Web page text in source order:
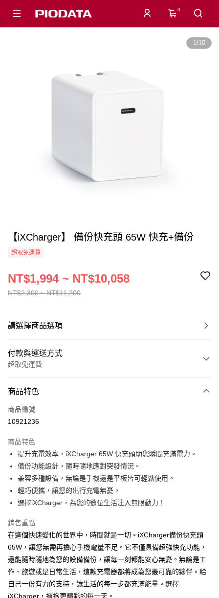
0
1/10
【iXCharger】 備份快充頭 65W 快充+備份
超取免運費
NT$2,300 ~ NT$11,200
NT$1,994 ~ NT$10,058
請選擇商品選項
付款與運送方式
超取免運費
信用卡一次付款
信用卡分期付款
合作金庫商業銀行
華南商業銀行
彰化商業銀行
上海商業儲蓄銀行
台北富邦商業銀行
國泰世華商業銀行
兆豐國際商業銀行
臺灣中小企業銀行
匯豐（台灣）商業銀行
華泰商業銀行
聯邦商業銀行
遠東國際商業銀行
元大商業銀行
台新國際商業銀行
中國信託商業銀行
台灣樂天信用卡公司
超商取貨付款
LINE Pay
Apple Pay
街口支付
悠遊付
全盈+PAY
ATM付款
運送方式
商品特色
商品編號
10921236
商品特色
提升充電效率，iXCharger 65W 快充頭助您瞬間充滿電力。
備份功能設計，隨時隨地應對突發情況。
兼容多種設備，無論是手機還是平板皆可輕鬆使用。
輕巧便攜，讓您的出行充電無憂。
選擇iXCharger，為您的數位生活注入無限動力！
銷售重點
在這個快速變化的世界中，時間就是一切。iXCharger備份快充頭
65W，讓您無需再擔心手機電量不足。它不僅具備超強快充功能，
還能隨時隨地為您的設備備份，讓每一刻都能安心無憂。無論是工
作、旅遊或是日常生活，這款充電器都將成為您最可靠的夥伴。給
自己一份有力的支持，讓生活的每一步都充滿能量。選擇
iXCharger，擁抱更精彩的每一天。